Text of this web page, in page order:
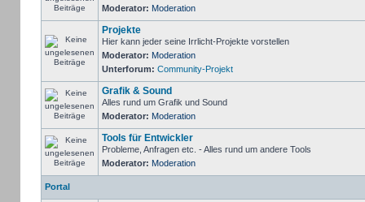
Moderator: Moderation
Projekte
Hier kann jeder seine Irrlicht-Projekte vorstellen
Moderator: Moderation
Unterforum: Community-Projekt
Grafik & Sound
Alles rund um Grafik und Sound
Moderator: Moderation
Tools für Entwickler
Probleme, Anfragen etc. - Alles rund um andere Tools
Moderator: Moderation
Portal